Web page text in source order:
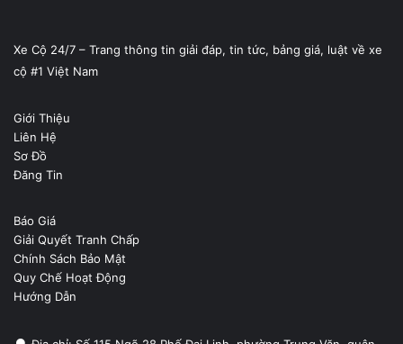
Xe Cộ 24/7 – Trang thông tin giải đáp, tin tức, bảng giá, luật về xe
cộ #1 Việt Nam
Giới Thiệu
Liên Hệ
Sơ Đồ
Đăng Tin
Báo Giá
Giải Quyết Tranh Chấp
Chính Sách Bảo Mật
Quy Chế Hoạt Động
Hướng Dẫn